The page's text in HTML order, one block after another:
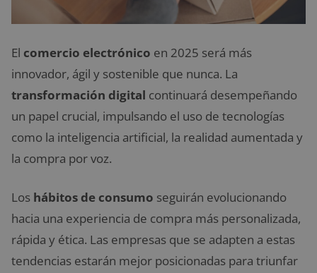
El comercio electrónico en 2025 será más
innovador, ágil y sostenible que nunca. La
transformación digital continuará desempeñando
un papel crucial, impulsando el uso de tecnologías
como la inteligencia artificial, la realidad aumentada y
la compra por voz.
Los hábitos de consumo seguirán evolucionando
hacia una experiencia de compra más personalizada,
rápida y ética. Las empresas que se adapten a estas
tendencias estarán mejor posicionadas para triunfar